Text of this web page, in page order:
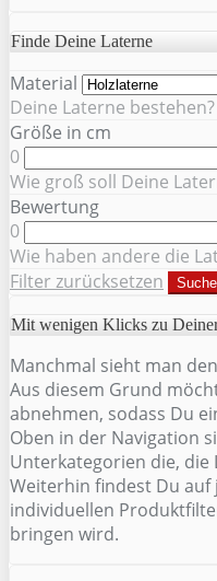
Finde Deine Laterne
Material
Deine Laterne bestehen?
Größe in cm
0
Wie groß soll Deine
Bewertung
0
Wie haben andere die
Filter zurücksetzen
Mit wenigen Klicks zu
Manchmal sieht man
Aus diesem Grund
abnehmen, sodass Du
Oben in der Navigation
Unterkategorien die, die
Weiterhin findest Du
individuellen
bringen wird.